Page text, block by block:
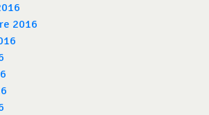
2016